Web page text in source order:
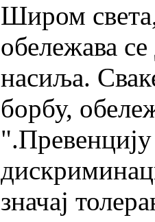
Широм
обележава
насиља.
борбу,
значај